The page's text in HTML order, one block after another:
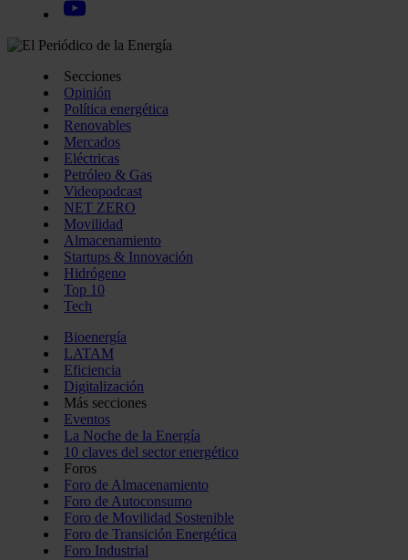
Secciones
Opinión
Política energética
Renovables
Mercados
Eléctricas
Petróleo & Gas
Videopodcast
NET ZERO
Movilidad
Almacenamiento
Startups & Innovación
Hidrógeno
Top 10
Tech
Bioenergía
LATAM
Eficiencia
Digitalización
Más secciones
Eventos
La Noche de la Energía
10 claves del sector energético
Foros
Foro de Almacenamiento
Foro de Autoconsumo
Foro de Movilidad Sostenible
Foro de Transición Energética
Foro Industrial